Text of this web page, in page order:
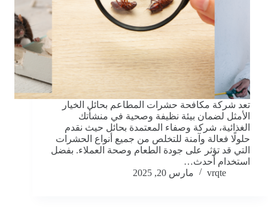
تعد شركة مكافحة حشرات المطاعم بحائل الخيار
الأمثل لضمان بيئة نظيفة وصحية في منشأتك
الغذائية، شركة وصفاء المعتمدة بحائل حيث نقدم
حلولًا فعالة وآمنة للتخلص من جميع أنواع الحشرات
التي قد تؤثر على جودة الطعام وصحة العملاء. بفضل
استخدام أحدث…
vrqte
مارس 20, 2025